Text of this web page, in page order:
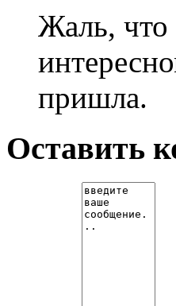
Жаль, что
пришла.
Оставить